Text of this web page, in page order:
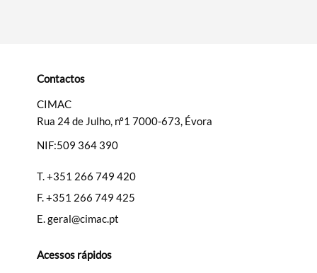
Contactos
CIMAC
Rua 24 de Julho, nº1 7000-673, Évora
NIF:509 364 390
T.+351 266 749 420
F.+351 266 749 425
E.geral@cimac.pt
Acessos rápidos